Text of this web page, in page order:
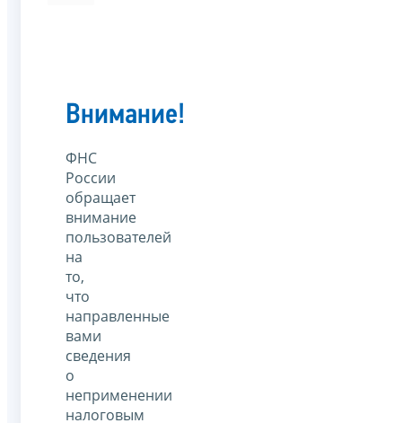
Внимание!
ФНС
России
обращает
внимание
пользователей
на
то,
что
направленные
вами
сведения
о
неприменении
налоговым